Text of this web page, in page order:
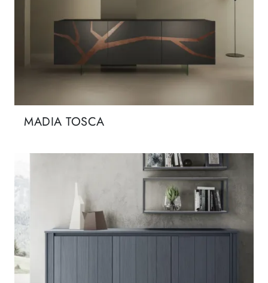
MADIA TOSCA